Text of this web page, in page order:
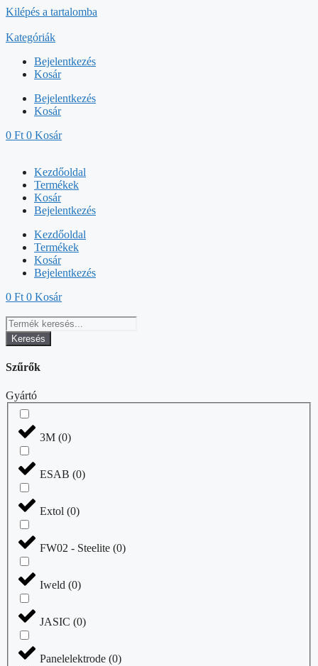
Kilépés a tartalomba
Kategóriák
Bejelentkezés
Kosár
Bejelentkezés
Kosár
0 Ft 0 Kosár
Kezdőoldal
Termékek
Kosár
Bejelentkezés
Kezdőoldal
Termékek
Kosár
Bejelentkezés
0 Ft 0 Kosár
Keresés
Szűrők
Gyártó
3M (0)
ESAB (0)
Extol (0)
FW02 - Steelite (0)
Iweld (0)
JASIC (0)
Panelelektrode (0)